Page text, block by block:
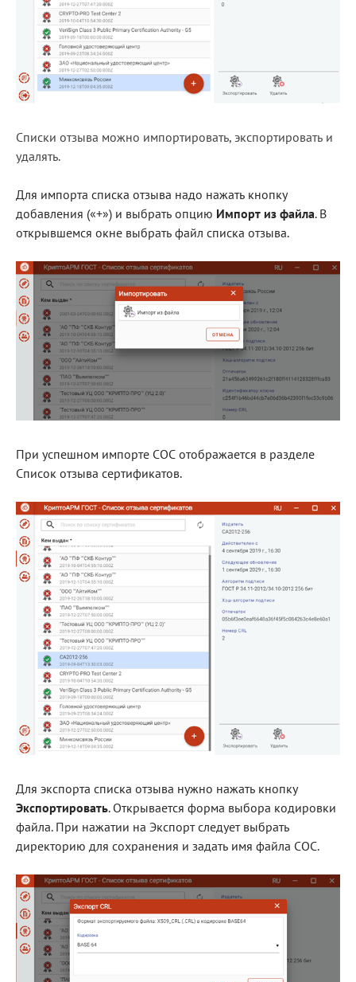
Списки отзыва можно импортировать, экспортировать и
удалять.
Для импорта списка отзыва надо нажать кнопку
добавления («+») и выбрать опцию Импорт из файла. В
открывшемся окне выбрать файл списка отзыва.
При успешном импорте СОС отображается в разделе
Список отзыва сертификатов.
Для экспорта списка отзыва нужно нажать кнопку
Экспортировать. Открывается форма выбора кодировки
файла. При нажатии на Экспорт следует выбрать
директорию для сохранения и задать имя файла СОС.